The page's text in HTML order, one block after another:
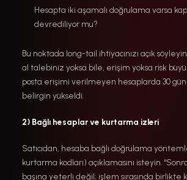
Hesapta iki aşamalı doğrulama varsa
devrediliyor mu?
Bu noktada long-tail ihtiyacınızı açık
al talebiniz yoksa bile, erişim yoksa risk
posta erişimi verilmeyen hesaplarda 30
belirgin yükseldi.
2) Bağlı hesaplar ve kurtarma izleri
Satıcıdan, hesaba bağlı doğrulama
kurtarma kodları) açıklamasını isteyin.
başına yeterli değil; işlem sırasında birlikte